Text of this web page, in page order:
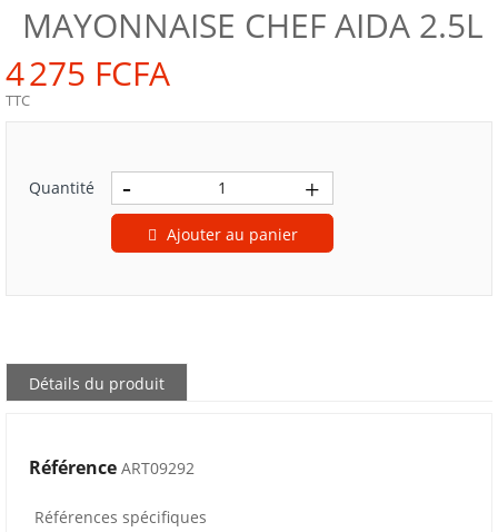
MAYONNAISE CHEF AIDA 2.5L
4 275 FCFA
TTC
Quantité
Ajouter au panier
Détails du produit
Référence ART09292
Références spécifiques